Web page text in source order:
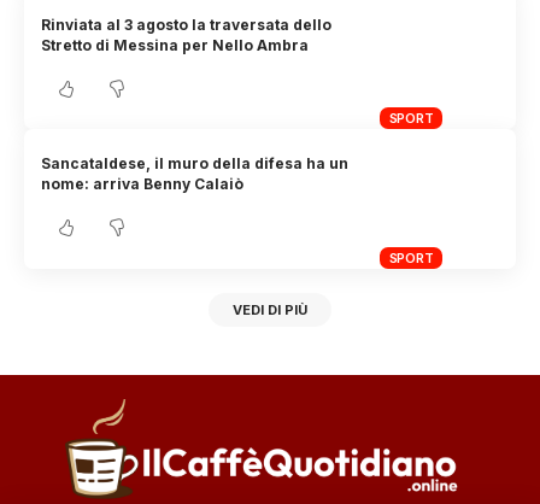
SPORT
Rinviata al 3 agosto la traversata dello
Stretto di Messina per Nello Ambra
SPORT
Sancataldese, il muro della difesa ha un
nome: arriva Benny Calaiò
VEDI DI PIÙ